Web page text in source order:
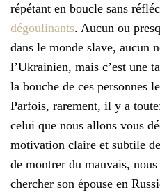
répétant en boucle sans
dégoulinants. Aucun ou
dans le monde slave, aucun
l’Ukrainien, mais c’est une
la bouche de ces personnes
Parfois, rarement, il y a
celui que nous allons vous
motivation claire et subtile
de montrer du mauvais,
chercher son épouse en